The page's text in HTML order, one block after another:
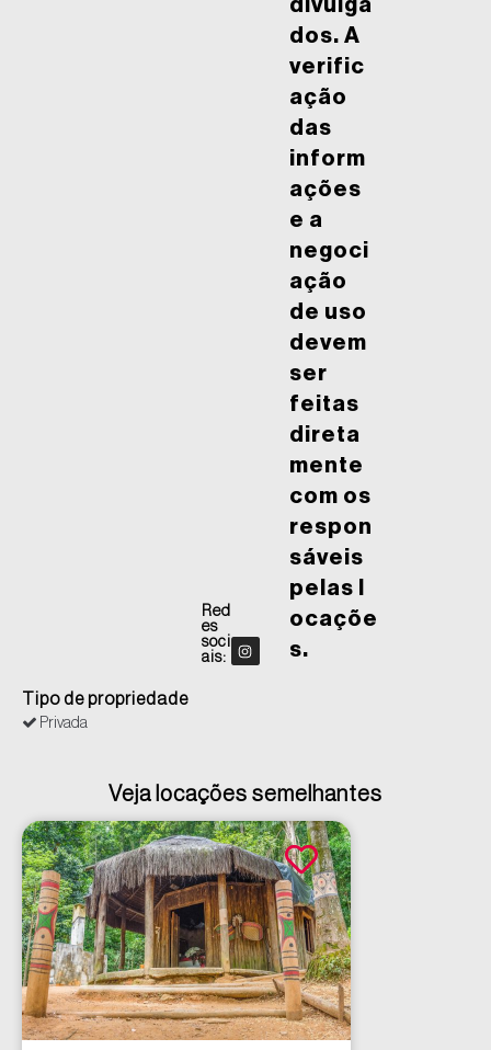
Red
es
soci
ais:
divulga
dos. A
verific
ação
das
inform
ações
e a
negoci
ação
de uso
devem
ser
feitas
direta
mente
com os
respon
sáveis
pelas l
ocaçõe
s.
Tipo de propriedade
Privada
Veja locações semelhantes